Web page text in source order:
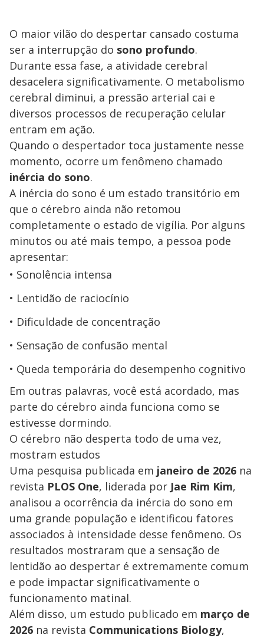
O maior vilão do despertar cansado costuma
ser a interrupção do sono profundo.
Durante essa fase, a atividade cerebral
desacelera significativamente. O metabolismo
cerebral diminui, a pressão arterial cai e
diversos processos de recuperação celular
entram em ação.
Quando o despertador toca justamente nesse
momento, ocorre um fenômeno chamado
inércia do sono.
A inércia do sono é um estado transitório em
que o cérebro ainda não retomou
completamente o estado de vigília. Por alguns
minutos ou até mais tempo, a pessoa pode
apresentar:
Sonolência intensa
Lentidão de raciocínio
Dificuldade de concentração
Sensação de confusão mental
Queda temporária do desempenho cognitivo
Em outras palavras, você está acordado, mas
parte do cérebro ainda funciona como se
estivesse dormindo.
O cérebro não desperta todo de uma vez,
mostram estudos
Uma pesquisa publicada em janeiro de 2026 na
revista PLOS One, liderada por Jae Rim Kim,
analisou a ocorrência da inércia do sono em
uma grande população e identificou fatores
associados à intensidade desse fenômeno. Os
resultados mostraram que a sensação de
lentidão ao despertar é extremamente comum
e pode impactar significativamente o
funcionamento matinal.
Além disso, um estudo publicado em março de
2026 na revista Communications Biology,